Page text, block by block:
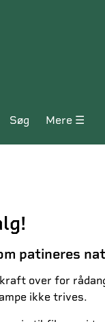
søg mere ☰
patineres
over for
ikke trives.